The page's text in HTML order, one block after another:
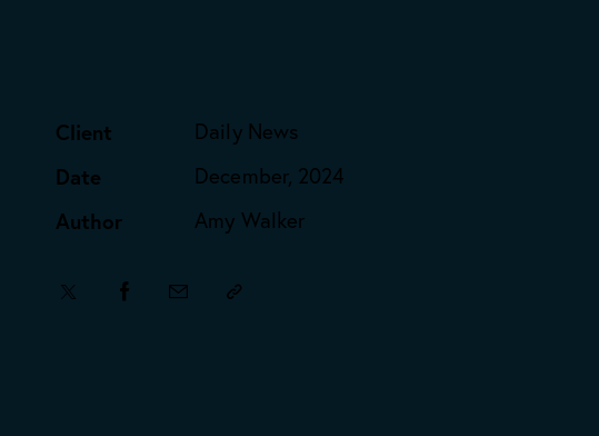
Client Daily News
Date December, 2024
Author Amy Walker